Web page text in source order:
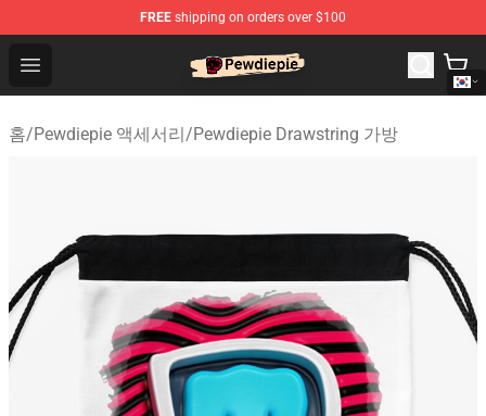
FREE shipping on orders over $100
Open menu
PewDiePie Store - Official PewDiePie Merchandise Shop
홈/Pewdiepie 액세서리/Pewdiepie Drawstring 가방